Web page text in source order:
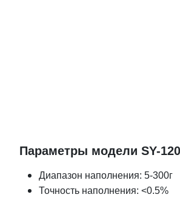
Параметры модели SY-
Диапазон наполнения: 5-300г
Точность наполнения: <0.5%